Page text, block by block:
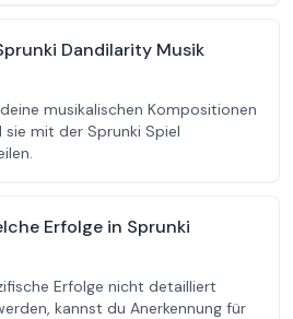
Dandilarity Musik
musikalischen Kompositionen
sie mit der Sprunki Spiel
Erfolge in Sprunki
Erfolge nicht detailliert
kannst du Anerkennung für